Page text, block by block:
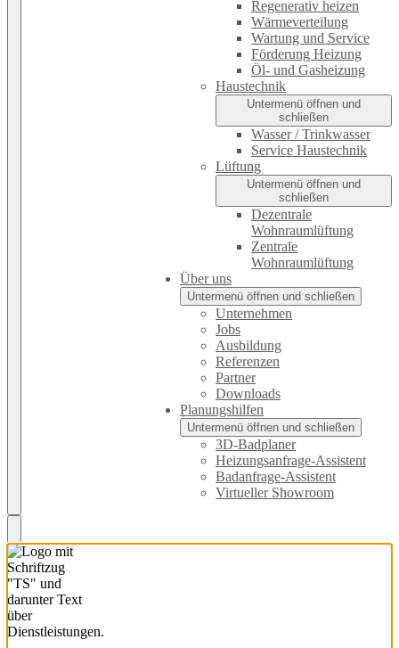
Regenerativ heizen
Wärmeverteilung
Wartung und Service
Förderung Heizung
Öl- und Gasheizung
Haustechnik
Untermenü öffnen und
schließen
Wasser / Trinkwasser
Service Haustechnik
Lüftung
Untermenü öffnen und
schließen
Dezentrale
Wohnraumlüftung
Zentrale
Wohnraumlüftung
Über uns
Untermenü öffnen und schließen
Unternehmen
Jobs
Ausbildung
Referenzen
Partner
Downloads
Planungshilfen
Untermenü öffnen und schließen
3D-Badplaner
Heizungsanfrage-Assistent
Badanfrage-Assistent
Virtueller Showroom